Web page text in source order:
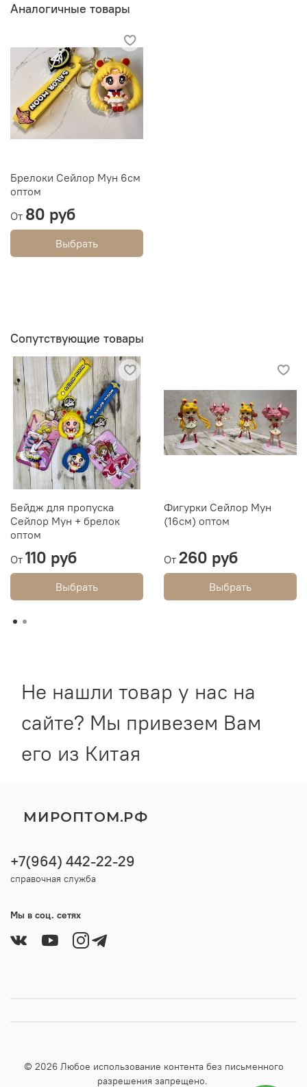
Аналогичные товары
Брелоки Сейлор Мун 6см
оптом
От 80 руб
Выбрать
Сопутствующие товары
Бейдж для пропуска
Сейлор Мун + брелок
оптом
От 110 руб
Выбрать
Фигурки Сейлор Мун
(16см) оптом
От 260 руб
Выбрать
Не нашли товар у нас на
сайте? Мы привезем Вам
его из Китая
МИРОПТОМ.РФ
+7(964) 442-22-29
справочная служба
Мы в соц. сетях
© 2026 Любое использование контента без письменного
разрешения запрещено.